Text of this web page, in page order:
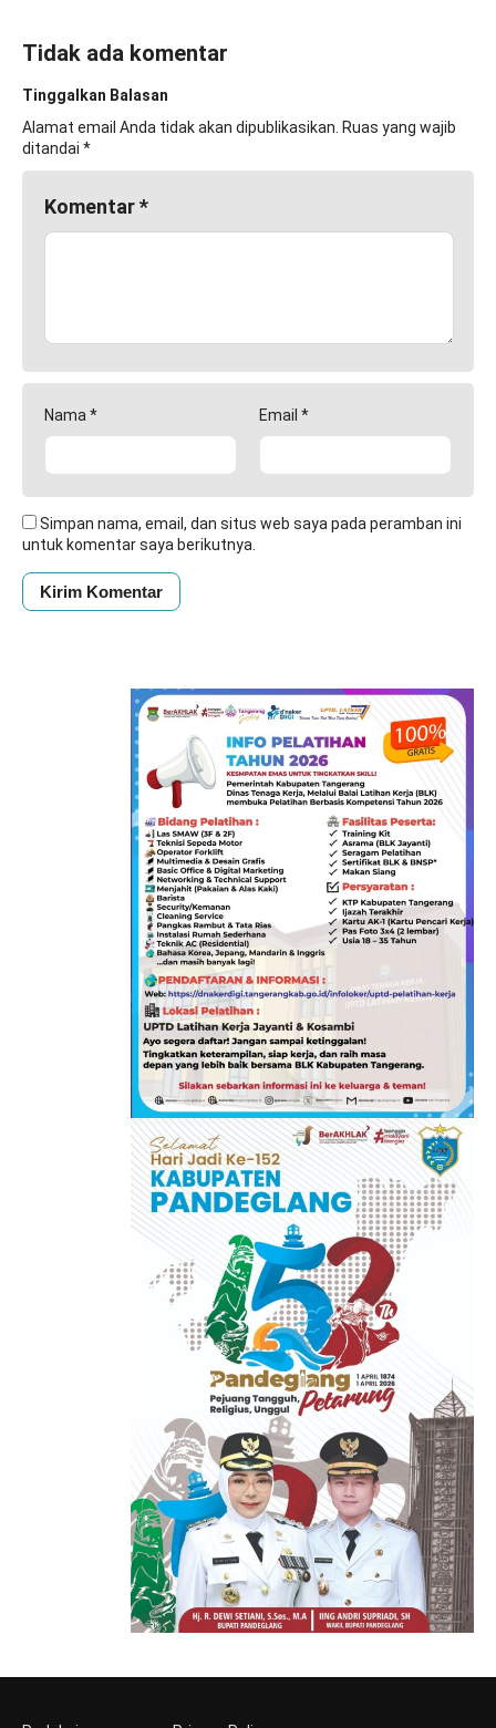
Tidak ada komentar
Tinggalkan Balasan
Alamat email Anda tidak akan dipublikasikan. Ruas yang wajib
ditandai *
Komentar*
Nama* Email *
Simpan nama, email, dan situs web saya pada peramban ini
untuk komentar saya berikutnya.